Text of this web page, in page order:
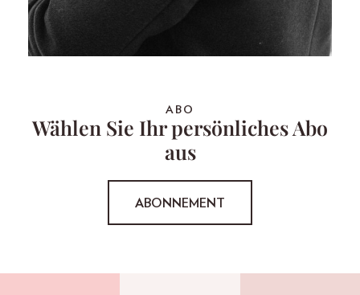
ABO
Wählen Sie Ihr persönliches Abo
aus
ABONNEMENT